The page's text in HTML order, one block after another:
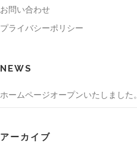
お問い合わせ
プライバシーポリシー
NEWS
ホームページオープンいたしました。
アーカイブ